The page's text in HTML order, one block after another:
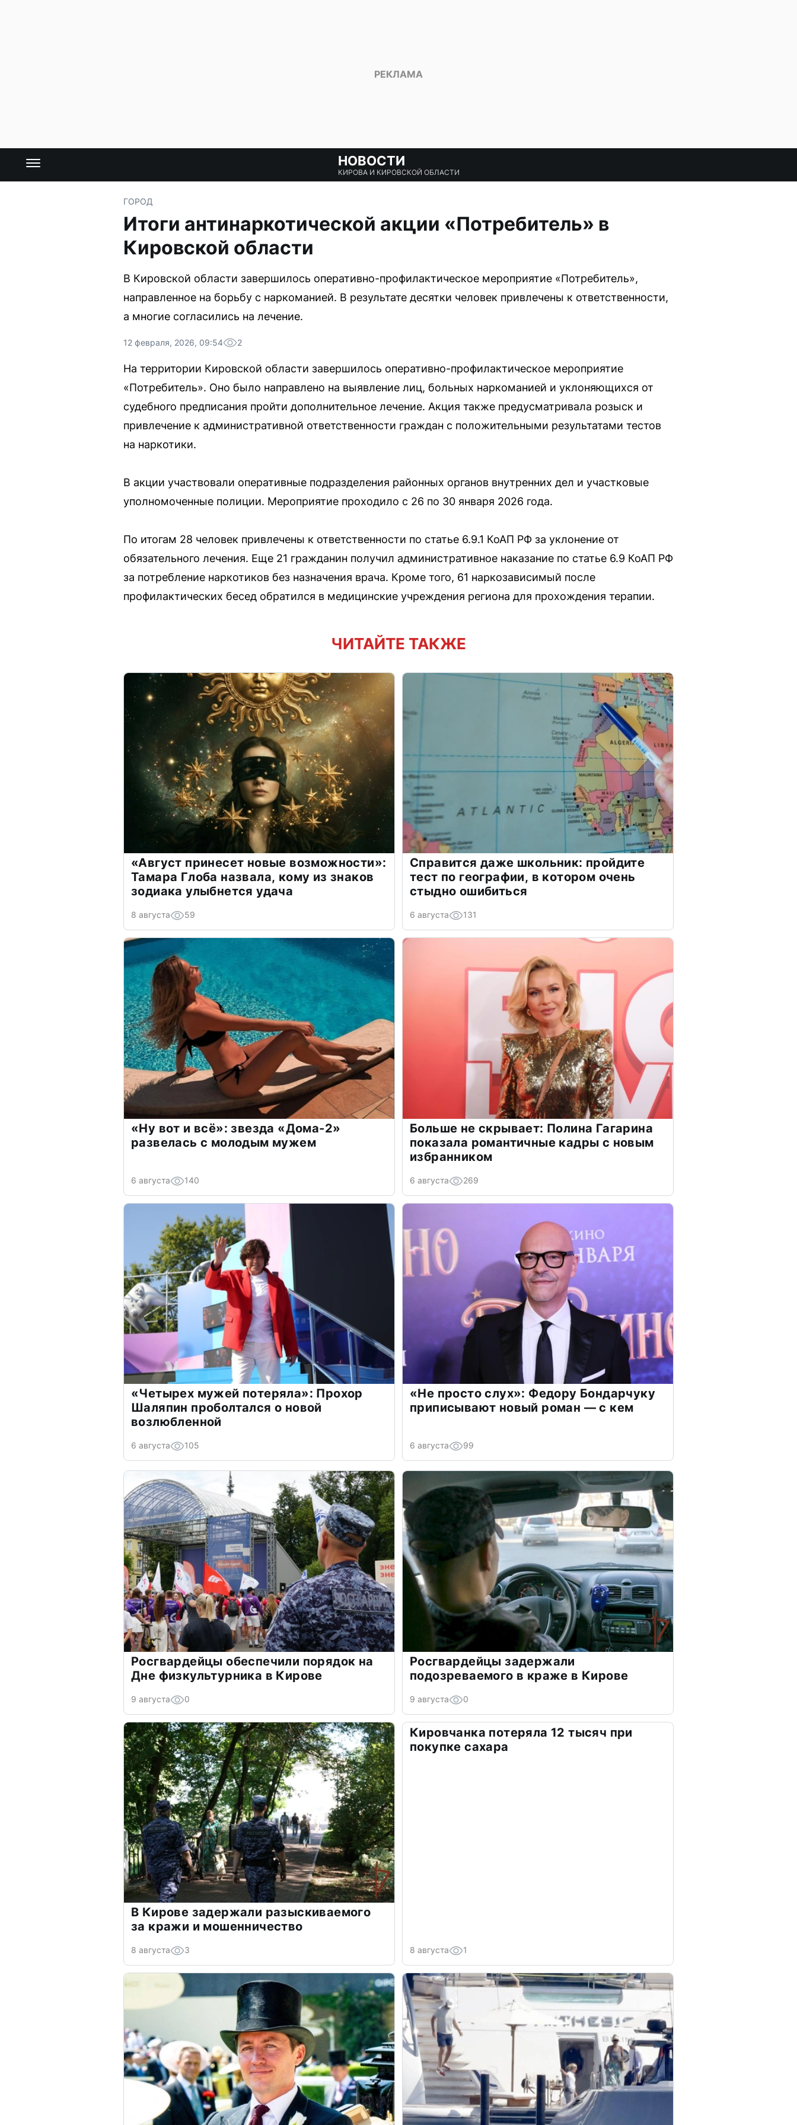
НОВОСТИ
КИРОВА И КИРОВСКОЙ ОБЛАСТИ
ГОРОД
Итоги антинаркотической акции «Потребитель» в
Кировской области
В Кировской области завершилось оперативно-профилактическое мероприятие «Потребитель»,
направленное на борьбу с наркоманией. В результате десятки человек привлечены к ответственности,
а многие согласились на лечение.
12 февраля, 2026, 09:54 2
На территории Кировской области завершилось оперативно-профилактическое мероприятие
«Потребитель». Оно было направлено на выявление лиц, больных наркоманией и уклоняющихся от
судебного предписания пройти дополнительное лечение. Акция также предусматривала розыск и
привлечение к административной ответственности граждан с положительными результатами тестов
на наркотики.
В акции участвовали оперативные подразделения районных органов внутренних дел и участковые
уполномоченные полиции. Мероприятие проходило с 26 по 30 января 2026 года.
По итогам 28 человек привлечены к ответственности по статье 6.9.1 КоАП РФ за уклонение от
обязательного лечения. Еще 21 гражданин получил административное наказание по статье 6.9 КоАП РФ
за потребление наркотиков без назначения врача. Кроме того, 61 наркозависимый после
профилактических бесед обратился в медицинские учреждения региона для прохождения терапии.
ЧИТАЙТЕ ТАКЖЕ
«Август принесет новые возможности»:
Тамара Глоба назвала, кому из знаков
зодиака улыбнется удача
8 августа 59
Справится даже школьник: пройдите
тест по географии, в котором очень
стыдно ошибиться
6 августа 131
«Ну вот и всё»: звезда «Дома-2»
развелась с молодым мужем
6 августа 140
Больше не скрывает: Полина Гагарина
показала романтичные кадры с новым
избранником
6 августа 269
«Четырех мужей потеряла»: Прохор
Шаляпин проболтался о новой
возлюбленной
6 августа 105
«Не просто слух»: Федору Бондарчуку
приписывают новый роман — с кем
6 августа 99
Росгвардейцы обеспечили порядок на
Дне физкультурника в Кирове
9 августа 0
Росгвардейцы задержали
подозреваемого в краже в Кирове
9 августа 0
В Кирове задержали разыскиваемого
за кражи и мошенничество
8 августа 3
Кировчанка потеряла 12 тысяч при
покупке сахара
8 августа 1